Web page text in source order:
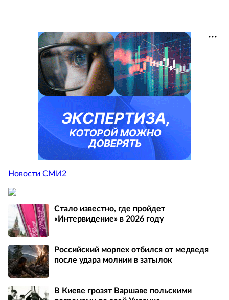
Новости СМИ2
Стало известно, где пройдет
«Интервидение» в 2026 году
Российский морпех отбился от медведя
после удара молнии в затылок
В Киеве грозят Варшаве польскими